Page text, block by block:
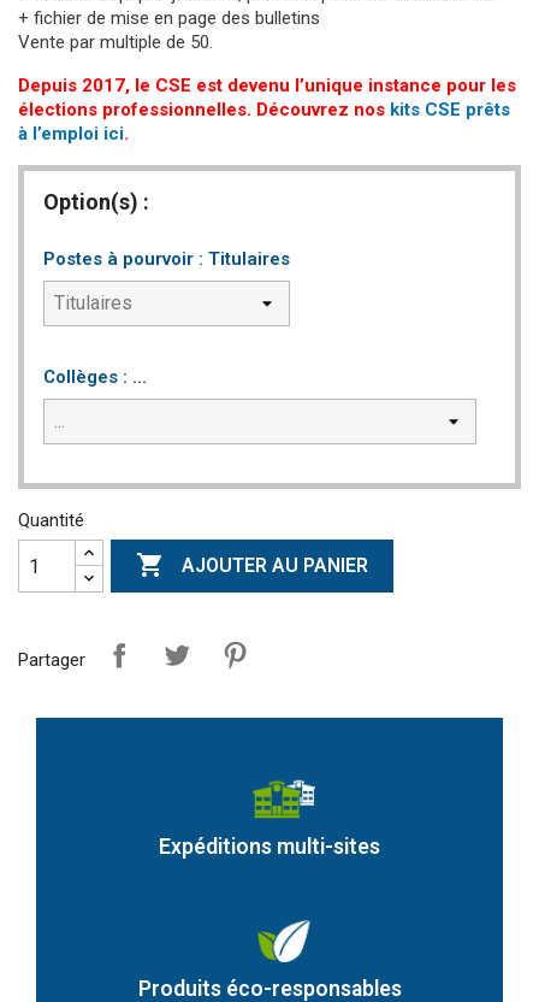
+ fichier de mise en page des bulletins
Vente par multiple de 50.
Depuis 2017, le CSE est devenu l’unique instance pour les
élections professionnelles. Découvrez nos kits CSE prêts
à l’emploi ici.
Option(s) :
Postes à pourvoir : Titulaires
Collèges : ...
Quantité
 AJOUTER AU PANIER
Partager
Expéditions multi-sites
Produits éco-responsables